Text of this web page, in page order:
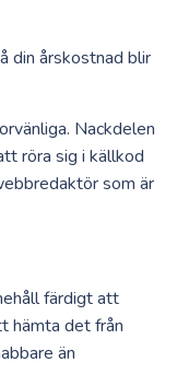
din årskostnad blir
Nackdelen
röra sig i källkod
som är
färdigt att
hämta det från
än